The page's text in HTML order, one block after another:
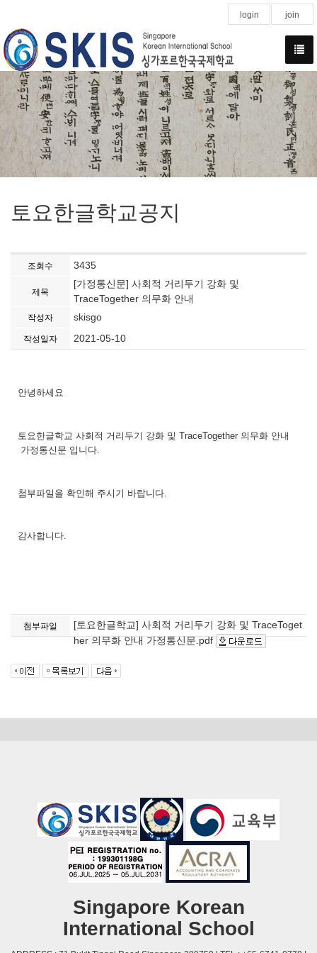
login join
토요한글학교공지
조회수 3435
제목
[가정통신문] 사회적 거리두기 강화 및
TraceTogether 의무화 안내
작성자 skisgo
작성일자 2021-05-10
안녕하세요
토요한글학교 사회적 거리두기 강화 및 TraceTogether 의무화 안내
가정통신문 입니다.
첨부파일을 확인해 주시기 바랍니다.
감사합니다.
첨부파일
[토요한글학교] 사회적 거리두기 강화 및 TraceToget
her 의무화 안내 가정통신문.pdf
Singapore Korean
International School